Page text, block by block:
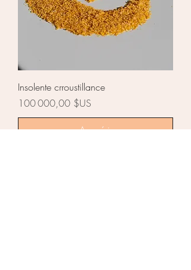
Insolente crroustillance
Prix
100 000,00 $US
Acquérir